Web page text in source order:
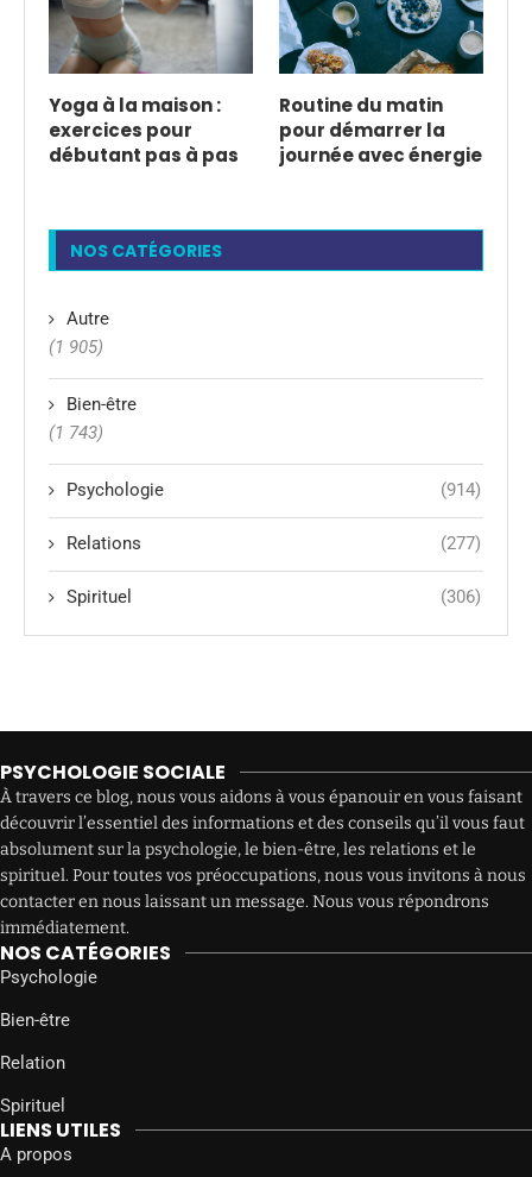
Yoga à la maison :
exercices pour
débutant pas à pas
Routine du matin
pour démarrer la
journée avec énergie
NOS CATÉGORIES
Autre
(1 905)
Bien-être
(1 743)
Psychologie (914)
Relations (277)
Spirituel (306)
PSYCHOLOGIE SOCIALE
À travers ce blog, nous vous aidons à vous épanouir en vous faisant
découvrir l’essentiel des informations et des conseils qu’il vous faut
absolument sur la psychologie, le bien-être, les relations et le
spirituel. Pour toutes vos préoccupations, nous vous invitons à nous
contacter en nous laissant un message. Nous vous répondrons
immédiatement.
NOS CATÉGORIES
Psychologie
Bien-être
Relation
Spirituel
LIENS UTILES
A propos